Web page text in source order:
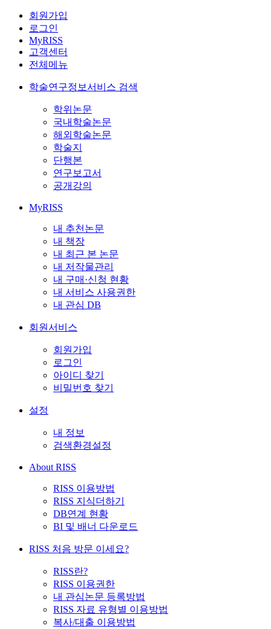
회원가입
로그인
MyRISS
고객센터
전체메뉴
학술연구정보서비스 검색
학위논문
국내학술논문
해외학술논문
학술지
단행본
연구보고서
공개강의
MyRISS
내 추천논문
내 책장
내 최근 본 논문
내 저작물관리
내 구매·신청 현황
내 서비스 사용권한
내 관심 DB
회원서비스
회원가입
로그인
아이디 찾기
비밀번호 찾기
설정
내 정보
검색환경설정
About RISS
RISS 이용방법
RISS 지식더하기
DB연계 현황
BI 및 배너 다운로드
RISS 처음 방문 이세요?
RISS란?
RISS 이용권한
내 관심논문 등록방법
RISS 자료 유형별 이용방법
복사/대출 이용방법